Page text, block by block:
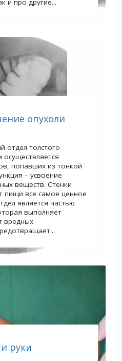
опухоли
отдел толстого
попавших из тонкой
– усвоение
веществ. Стенки
пищи все самое ценное
является частью
выполняет
вредных
руки